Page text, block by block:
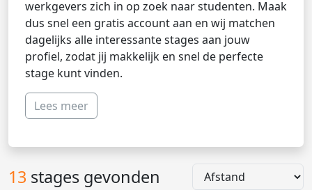
werkgevers zich in op zoek naar studenten. Maak
dus snel een gratis account aan en wij matchen
dagelijks alle interessante stages aan jouw
profiel, zodat jij makkelijk en snel de perfecte
stage kunt vinden.
Lees meer
13 stages gevonden